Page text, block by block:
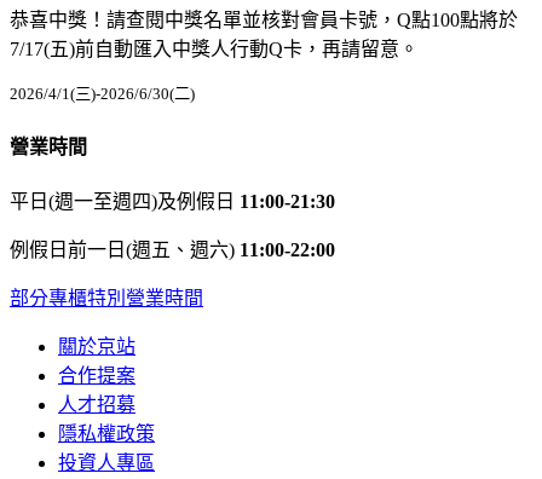
恭喜中獎！請查閱中獎名單並核對會員卡號，Q點100點將於
7/17(五)前自動匯入中獎人行動Q卡，再請留意。
2026/4/1(三)-2026/6/30(二)
營業時間
平日(週一至週四)及例假日 11:00-21:30
例假日前一日(週五、週六) 11:00-22:00
部分專櫃特別營業時間
關於京站
合作提案
人才招募
隱私權政策
投資人專區